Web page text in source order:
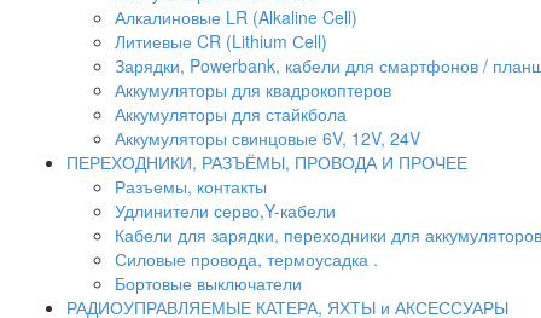
Алкалиновые LR (Alkaline Cell)
Литиевые CR (Lithium Сell)
Зарядки, Powerbank, кабели для смартфонов /
Аккумуляторы для квадрокоптеров
Аккумуляторы для стайкбола
Аккумуляторы свинцовые 6V, 12V, 24V
ПЕРЕХОДНИКИ, РАЗЪЁМЫ, ПРОВОДА И ПРОЧЕЕ
Разъемы, контакты
Удлинители серво,Y-кабели
Кабели для зарядки, переходники для аккумуляторов
Силовые провода, термоусадка .
Бортовые выключатели
РАДИОУПРАВЛЯЕМЫЕ КАТЕРА, ЯХТЫ и АКСЕССУАРЫ